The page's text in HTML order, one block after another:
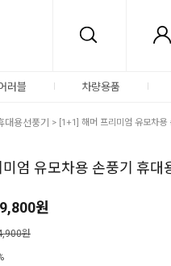
러블 차량용품
대용선풍기 > [1+1] 해머 프리미엄 유모차용
엄 유모차용 손풍기 휴대
원
원